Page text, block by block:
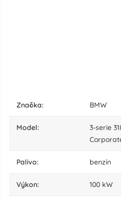
značka: BMW
model:
3-serie
palivo: benzín
výkon: 100 kW